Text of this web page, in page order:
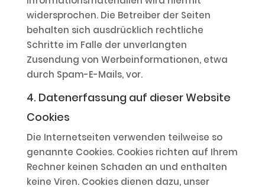
widersprochen. Die Betreiber der Seiten
behalten sich ausdrücklich rechtliche
Schritte im Falle der unverlangten
Zusendung von Werbeinformationen, etwa
durch Spam-E-Mails, vor.
4. Datenerfassung auf dieser Website
Cookies
Die Internetseiten verwenden teilweise so
genannte Cookies. Cookies richten auf Ihrem
Rechner keinen Schaden an und enthalten
keine Viren. Cookies dienen dazu, unser